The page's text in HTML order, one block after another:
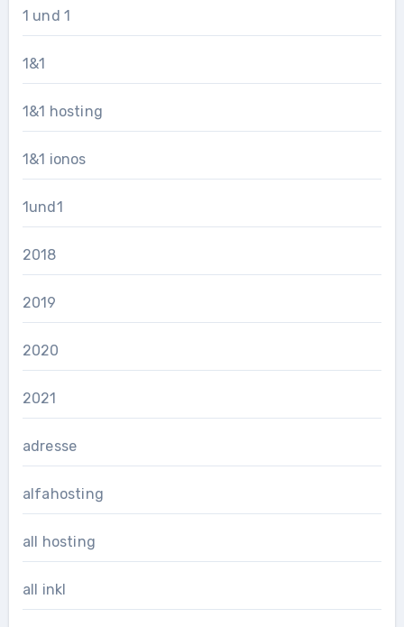
1 und 1
1&1
1&1 hosting
1&1 ionos
1und1
2018
2019
2020
2021
adresse
alfahosting
all hosting
all inkl